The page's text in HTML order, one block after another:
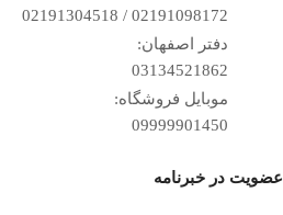
02191098172 / 02191304518
دفتر اصفهان:
03134521862
موبایل فروشگاه:
09999901450
عضویت در خبرنامه